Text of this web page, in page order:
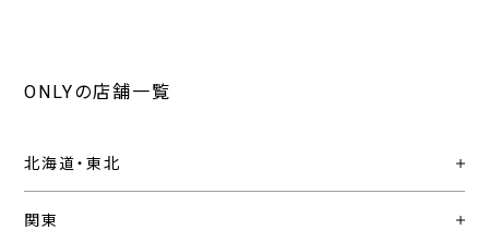
ONLYの店舗一覧
北海道・東北
関東